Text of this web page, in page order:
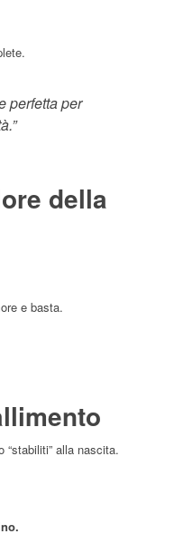
perfetta per
della
e basta.
alla nascita.